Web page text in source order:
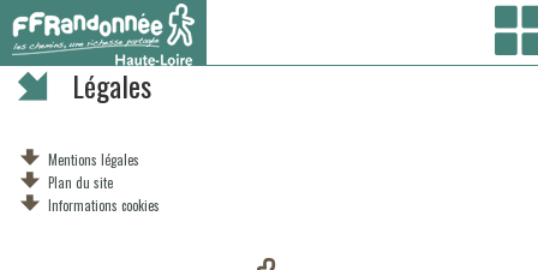
Vous êtes ici :Accueil/ Légales
Légales
Mentions légales
Plan du site
Informations cookies